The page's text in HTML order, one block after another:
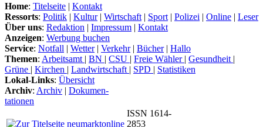
Home: Titelseite | Kontakt
Ressorts: Politik | Kultur| Wirtschaft | Sport | Polizei | Online | Leser
Über uns: Redaktion | Impressum | Kontakt
Anzeigen: Werbung buchen
Service: Notfall | Wetter| Verkehr| Bücher| Hallo
Themen: Arbeitsamt | BN | CSU | Freie Wähler | Gesundheit |
Grüne | Kirchen | Landwirtschaft | SPD | Statistiken
Lokal-Links: Übersicht
Archiv: Archiv | Dokumen-
tationen
ISSN 1614-
2853